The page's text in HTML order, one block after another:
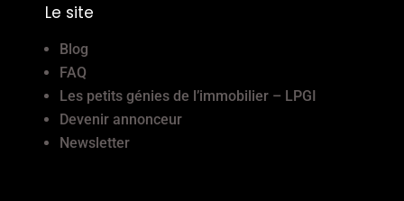
Le site
Blog
FAQ
Les petits génies de l’immobilier – LPGI
Devenir annonceur
Newsletter